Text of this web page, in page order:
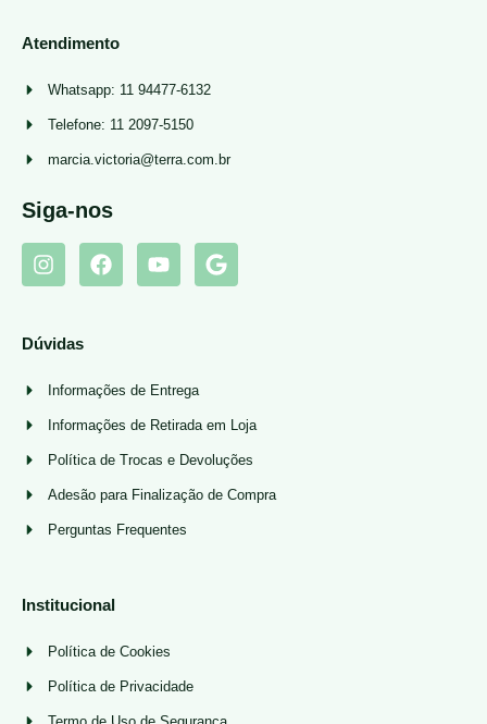
Atendimento
Whatsapp: 11 94477-6132
Telefone: 11 2097-5150
marcia.victoria@terra.com.br
Siga-nos
Dúvidas
Informações de Entrega
Informações de Retirada em Loja
Política de Trocas e Devoluções
Adesão para Finalização de Compra
Perguntas Frequentes
Institucional
Política de Cookies
Política de Privacidade